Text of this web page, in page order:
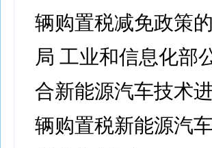
辆购置税减免政策
局 工业和信息化部
合新能源汽车技术
辆购置税新能源汽